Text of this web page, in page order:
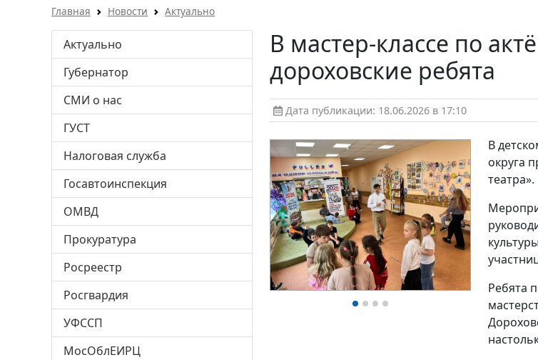
Главная Новости Актуально
Актуально
Губернатор
СМИ о нас
ГУСТ
Налоговая служба
Госавтоинспекция
ОМВД
Прокуратура
Росреестр
Росгвардия
УФССП
МосОблЕИРЦ
В мастер‑классе по
дороховские ребята
Дата публикации: 18.06.2026 в 17:10
В
округа
театра».
Ребята